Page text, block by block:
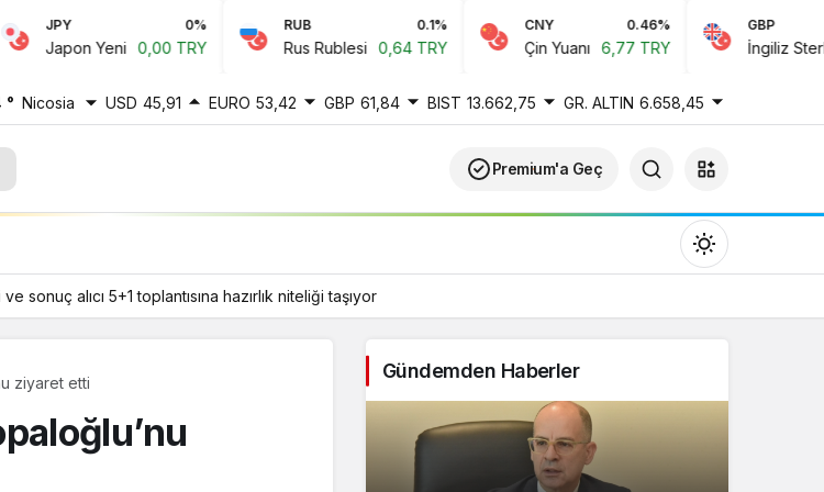
0%
0,00 TRY
RUB 0.1%
Rus Rublesi 0,64 TRY
CNY 0.46%
Çin Yuanı 6,77 TRY
GBP -0.22%
İngiliz Sterlini 61,84 TRY
° Nicosia USD 45,91 EURO 53,42 GBP 61,84 BIST 13.662,75 GR. ALTIN 6.658,45
Premium'a Geç
Gündüz Modu
Gündüz modunu seçin.
sonuç alıcı 5+1 toplantısına hazırlık niteliği taşıyor
ziyaret etti Gündemden Haberler